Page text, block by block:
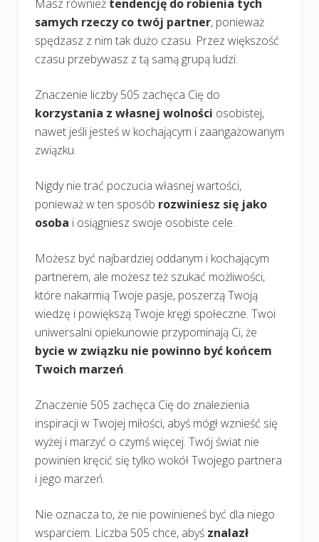
Masz również tendencję do robienia tych
samych rzeczy co twój partner, ponieważ
spędzasz z nim tak dużo czasu. Przez większość
czasu przebywasz z tą samą grupą ludzi.
Znaczenie liczby 505 zachęca Cię do
korzystania z własnej wolności osobistej,
nawet jeśli jesteś w kochającym i zaangażowanym
związku.
Nigdy nie trać poczucia własnej wartości,
ponieważ w ten sposób rozwiniesz się jako
osoba i osiągniesz swoje osobiste cele.
Możesz być najbardziej oddanym i kochającym
partnerem, ale możesz też szukać możliwości,
które nakarmią Twoje pasje, poszerzą Twoją
wiedzę i powiększą Twoje kręgi społeczne. Twoi
uniwersalni opiekunowie przypominają Ci, że
bycie w związku nie powinno być końcem
Twoich marzeń.
Znaczenie 505 zachęca Cię do znalezienia
inspiracji w Twojej miłości, abyś mógł wznieść się
wyżej i marzyć o czymś więcej. Twój świat nie
powinien kręcić się tylko wokół Twojego partnera
i jego marzeń.
Nie oznacza to, że nie powinieneś być dla niego
wsparciem. Liczba 505 chce, abyś znalazł